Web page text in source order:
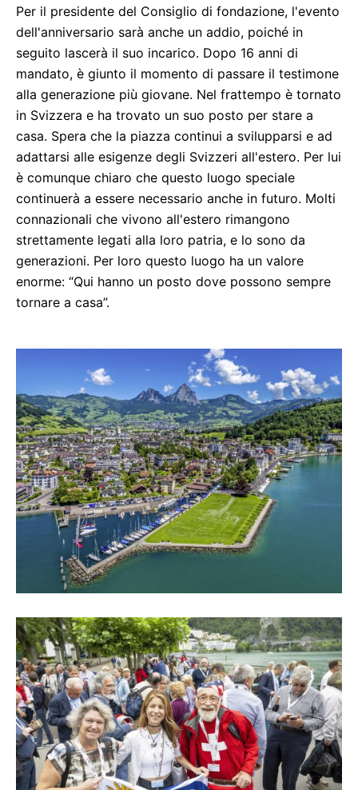
Per il presidente del Consiglio di fondazione, l'evento
dell'anniversario sarà anche un addio, poiché in
seguito lascerà il suo incarico. Dopo 16 anni di
mandato, è giunto il momento di passare il testimone
alla generazione più giovane. Nel frattempo è tornato
in Svizzera e ha trovato un suo posto per stare a
casa. Spera che la piazza continui a svilupparsi e ad
adattarsi alle esigenze degli Svizzeri all'estero. Per lui
è comunque chiaro che questo luogo speciale
continuerà a essere necessario anche in futuro. Molti
connazionali che vivono all'estero rimangono
strettamente legati alla loro patria, e lo sono da
generazioni. Per loro questo luogo ha un valore
enorme: “Qui hanno un posto dove possono sempre
tornare a casa”.